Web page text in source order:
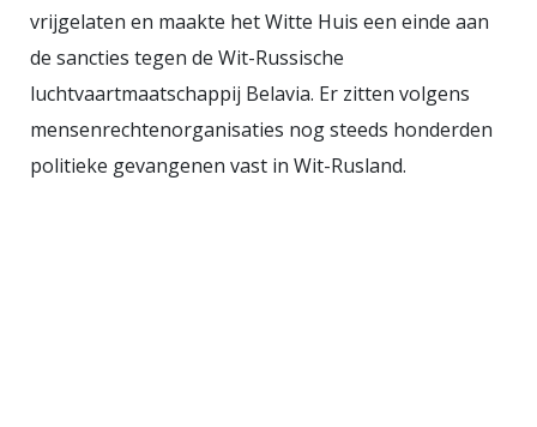
brandweer en de rekening
bedraagt twintig procent van uw
inventaris.
vrijgelaten en maakte het Witte Huis een einde aan
de sancties tegen de Wit-Russische
luchtvaartmaatschappij Belavia. Er zitten volgens
mensenrechtenorganisaties nog steeds honderden
politieke gevangenen vast in Wit-Rusland.